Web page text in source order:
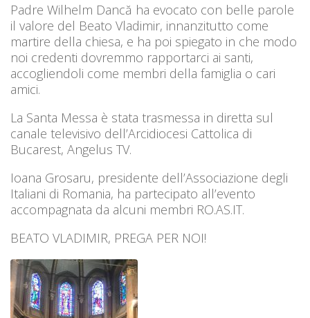
Padre Wilhelm Dancă ha evocato con belle parole
il valore del Beato Vladimir, innanzitutto come
martire della chiesa, e ha poi spiegato in che modo
noi credenti dovremmo rapportarci ai santi,
accogliendoli come membri della famiglia o cari
amici.
La Santa Messa è stata trasmessa in diretta sul
canale televisivo dell’Arcidiocesi Cattolica di
Bucarest, Angelus TV.
Ioana Grosaru, presidente dell’Associazione degli
Italiani di Romania, ha partecipato all’evento
accompagnata da alcuni membri RO.AS.IT.
BEATO VLADIMIR, PREGA PER NOI!